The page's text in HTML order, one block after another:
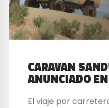
CARAVAN
ANUNCIADO
El viaje por